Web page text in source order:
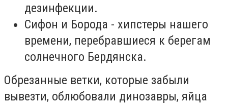
дезинфекции.
Сифон и Борода - хипстеры нашего
времени, перебравшиеся к берегам
солнечного Бердянска.
Обрезанные ветки, которые забыли
вывезти, облюбовали динозавры, яйца